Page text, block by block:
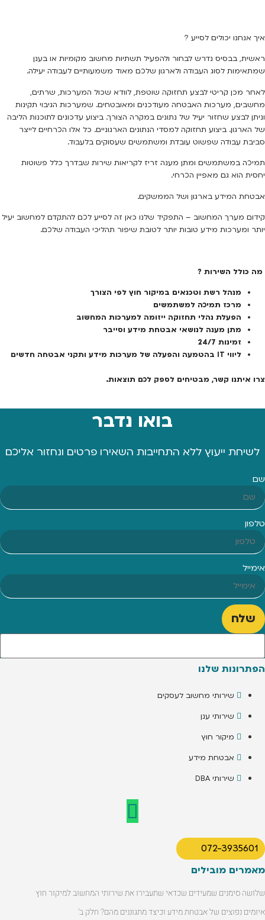
איך אנחנו יכולים לסייע ?
ראשית, בבסיס נדרש לבחור ולהפעיל תשתיות מחשוב מקומיות או בענן
שמתאימות לסוג העבודה ולארגון שלכם מאוד משמעותיים לעבודה יעילה.
לאחר מכן קריטי לבצע תחזוקה שוטפת, לוודא שכול המערכות, שרתים,
מחשבים, מערכות האבטחה מעודכנים ומאובטחים. שמערכות הגיבוי תקינות
וניתן לבצע שחזור יעיל של נתונים במקרה הצורך. ביצוע עדכונים לתוכנות הליבה
של הארגון. ביצוע תחזוקה למסדי הנתונים הארגוניים. כל אלו הכרחיים לייצר
סביבת עבודה שפשוט עובדת ומשתמשים שעסוקים בלעבוד.
תמיכה במשתמשים ומתן מענה זריז לקריאות שירות שבדרך כלל פשוטות
יחסית הוא גם מאפיין הכרחי.
אבטחת המידע בארגון ושל הממשקים.
קידום מערך המחשוב – התפקיד שלנו כאן זה לסייע לכם להתקדם למחשוב יעיל
יותר ומערכות מידע טובות יותר לטובת שיפור תהליכי העבודה שלכם.
מה כולל השירות ?
מנהל רשת וטכנאים במיקור חוץ לפי הצורך
מרכז תמיכה למשתמשים
הפעלת נהלי תחזוקה ייזומה למערכות המחשוב
מתן מענה לנושאי אבטחת מידע וסייבר
זמינות 24/7
ליווי IT בהטמעה והפעלה של מערכות מידע ותקני אבטחה חדשים
צרו איתנו קשר, מבטיחים לספק לכם תוצאות.
בואו נדבר
לשיחת ייעוץ ללא התחייבות השאירו פרטים ונחזור אליכם
שם
טלפון
אימייל
שלח
הפתרונות שלנו
שירותי מחשוב לעסקים
שירותי ענן
מיקור חוץ
אבטחת מידע
שירותי DBA
072-3935601
מאמרים מובילים
שלושה סימנים שמעידים שכדאי שתעבירו את שירותי המחשוב למיקור חוץ
איומים נפוצים של אבטחת מידע וכיצד מתגוננים מהם? חלק ב'